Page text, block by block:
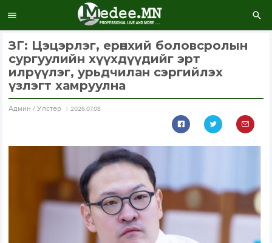
ЗГ: Цэцэрлэг, ерөнхий боловсролын
сургуулийн хүүхдүүдийг эрт
илрүүлэг, урьдчилан сэргийлэх
үзлэгт хамруулна
Aдмин / Улстөр 2026.07.08